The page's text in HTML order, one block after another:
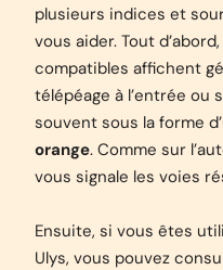
plusieurs indices et
vous aider. Tout
compatibles affichent
télépéage à l’entrée ou
souvent sous la forme
orange. Comme sur
vous signale les voies
Ensuite, si vous êtes
Ulys, vous pouvez